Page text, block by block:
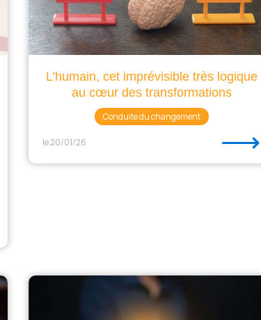
L’humain, cet imprévisible très logique
au cœur des transformations
Conduite du changement
le 20/01/26 ⟶